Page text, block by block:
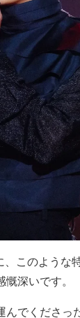
、このような
深いです。
んでくださっ